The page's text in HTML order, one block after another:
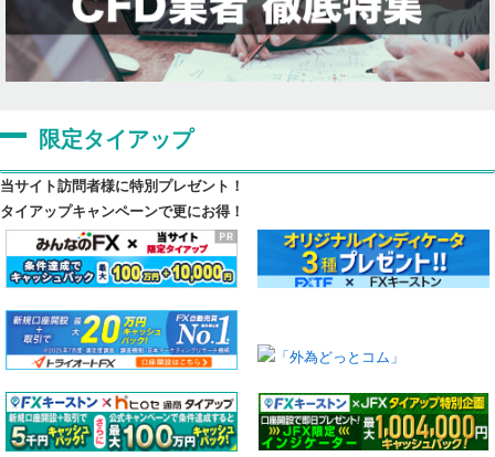
限定タイアップ
当サイト訪問者様に特別プレゼント！
タイアップキャンペーンで更にお得！